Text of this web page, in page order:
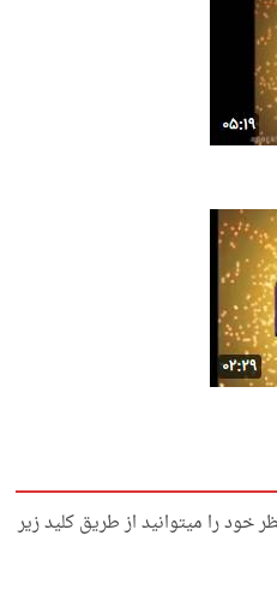
خود را میتوانید از طریق کلید زیر